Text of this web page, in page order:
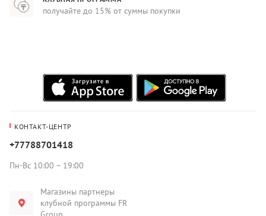
получайте до 15% от суммы покупки
КОНТАКТ-ЦЕНТР
+77788701418
Пн-Вс 10:00 – 19:00
Магазины партнеры
клубной программы FR